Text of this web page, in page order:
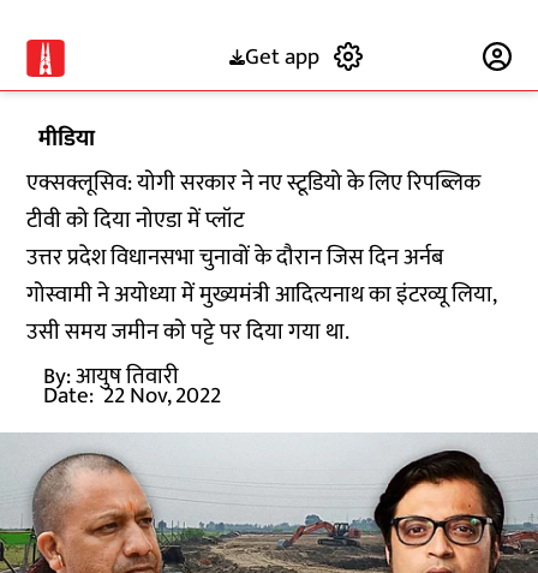
Get app
मीडिया
एक्सक्लूसिव: योगी सरकार ने नए स्टूडियो के लिए रिपब्लिक
टीवी को दिया नोएडा में प्लॉट
उत्तर प्रदेश विधानसभा चुनावों के दौरान जिस दिन अर्नब
गोस्वामी ने अयोध्या में मुख्यमंत्री आदित्यनाथ का इंटरव्यू लिया,
उसी समय जमीन को पट्टे पर दिया गया था.
By:आयुष तिवारी
Date: 22 Nov, 2022